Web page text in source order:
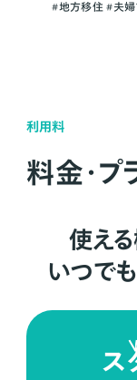
#地方移住 #夫
利用料
料金・プ
使える
いつで
ス